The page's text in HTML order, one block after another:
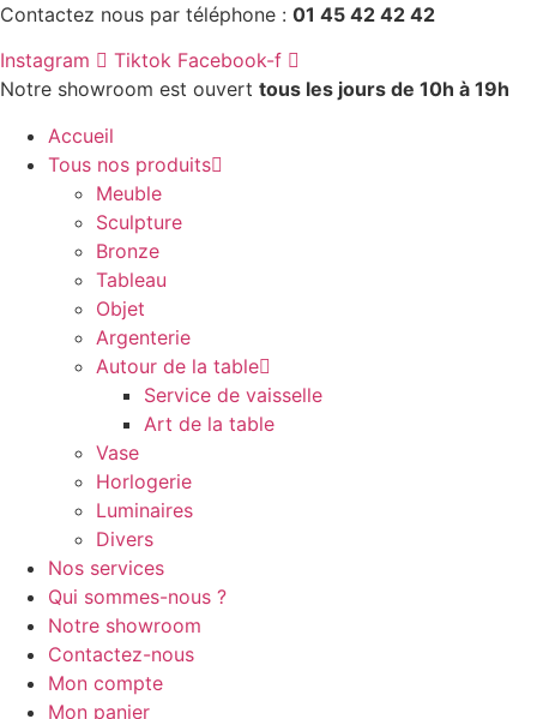
Aller
contenu
Contactez nous par téléphone : 01 45 42 42 42
Instagram
Tiktok Facebook-f
Notre showroom est ouvert tous les jours de 10h à 19h
Accueil
Tous nos produits
Meuble
Sculpture
Bronze
Tableau
Objet
Argenterie
Autour de la table
Service de vaisselle
Art de la table
Vase
Horlogerie
Luminaires
Divers
Nos services
Qui sommes-nous ?
Notre showroom
Contactez-nous
Mon compte
Mon panier